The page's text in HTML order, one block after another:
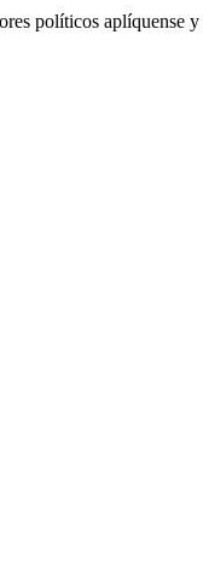
políticos aplíquense